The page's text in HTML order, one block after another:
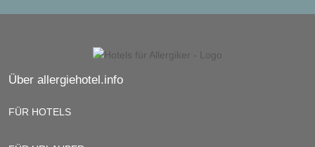
Über allergiehotel.info
FÜR HOTELS